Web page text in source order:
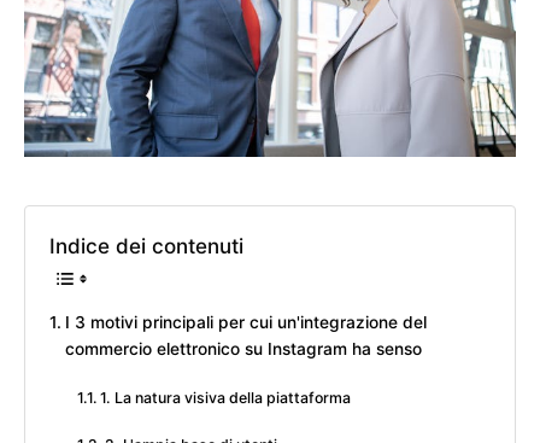
Indice dei contenuti
I 3 motivi principali per cui un'integrazione del
commercio elettronico su Instagram ha senso
1. La natura visiva della piattaforma